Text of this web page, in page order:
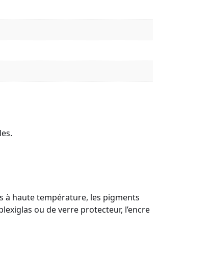
à haute température, les pigments
ou de verre protecteur, l’encre